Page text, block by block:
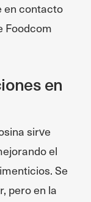
en contacto
Foodcom
en
sirve
el
Se
pero en la